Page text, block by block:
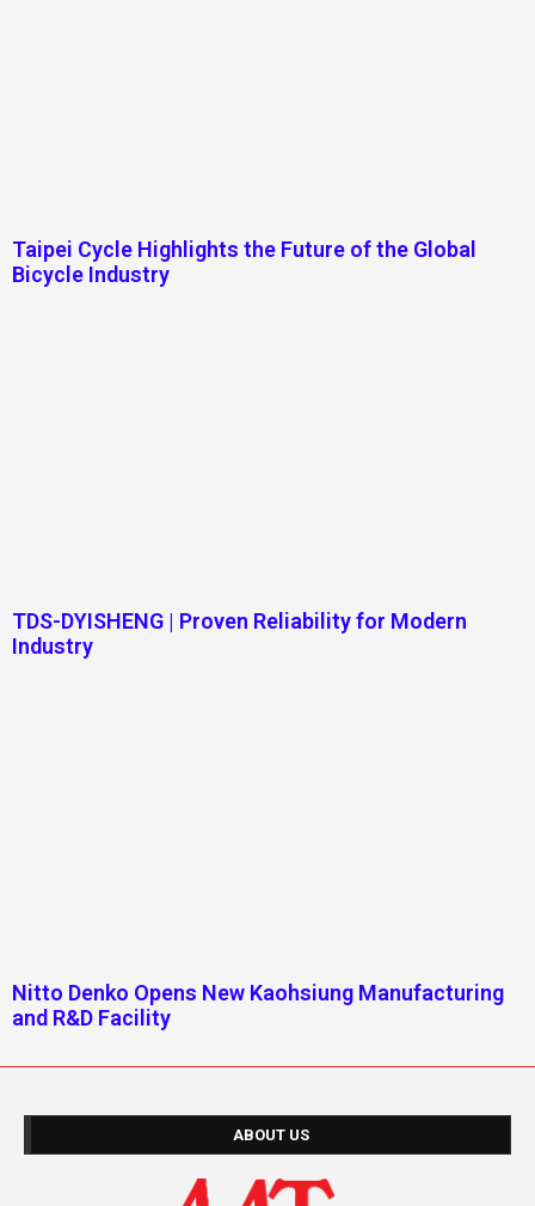
Taipei Cycle Highlights the Future of the Global
Bicycle Industry
TDS-DYISHENG | Proven Reliability for Modern
Industry
Nitto Denko Opens New Kaohsiung Manufacturing
and R&D Facility
ABOUT US